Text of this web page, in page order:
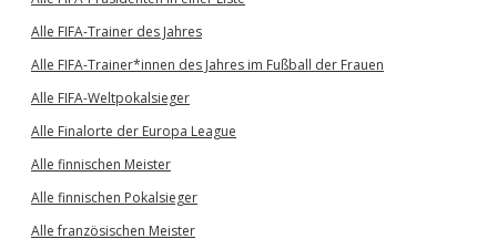
Alle FIFA-Trainer des Jahres
Alle FIFA-Trainer*innen des Jahres im Fußball der Frauen
Alle FIFA-Weltpokalsieger
Alle Finalorte der Europa League
Alle finnischen Meister
Alle finnischen Pokalsieger
Alle französischen Meister